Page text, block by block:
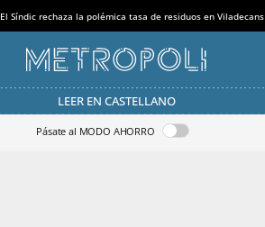
El Síndic rechaza la polémica tasa de residuos en Viladecans
LEER EN CASTELLANO
Pásate al MODO AHORRO